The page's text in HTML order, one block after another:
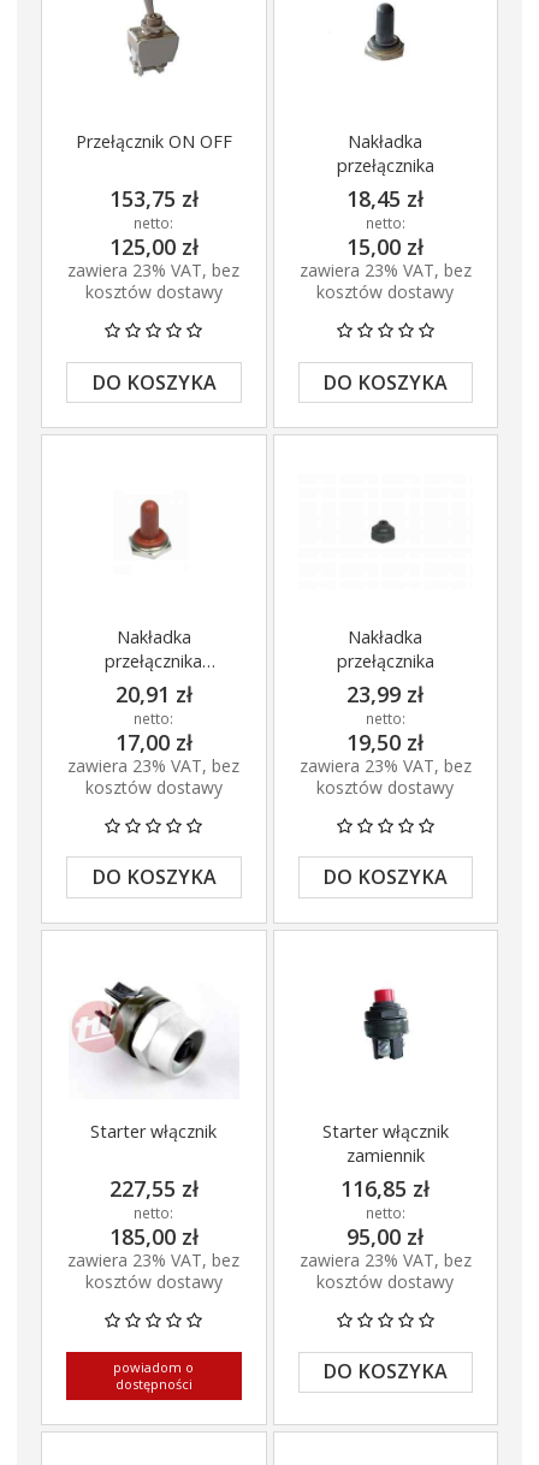
Przełącznik ON OFF
153,75 zł
netto:
125,00 zł
zawiera 23% VAT, bez
kosztów dostawy
DO KOSZYKA
Nakładka
przełącznika
18,45 zł
netto:
15,00 zł
zawiera 23% VAT, bez
kosztów dostawy
DO KOSZYKA
Nakładka
przełącznika
czerwona
20,91 zł
netto:
17,00 zł
zawiera 23% VAT, bez
kosztów dostawy
DO KOSZYKA
Nakładka
przełącznika
23,99 zł
netto:
19,50 zł
zawiera 23% VAT, bez
kosztów dostawy
DO KOSZYKA
Starter włącznik
227,55 zł
netto:
185,00 zł
zawiera 23% VAT, bez
kosztów dostawy
powiadom o
dostępności
Starter włącznik
zamiennik
116,85 zł
netto:
95,00 zł
zawiera 23% VAT, bez
kosztów dostawy
DO KOSZYKA